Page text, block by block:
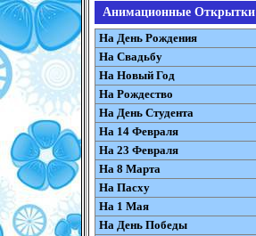
Анимационные Открытки
На День Рождения
На Свадьбу
На Новый Год
На Рождество
На День Студента
На 14 Февраля
На 23 Февраля
На 8 Марта
На Пасху
На 1 Мая
На День Победы